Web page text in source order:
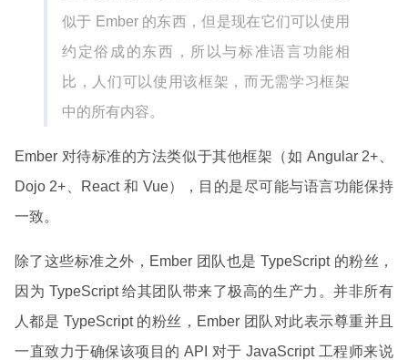
似于 Ember 的东西，但是现在它们可以使用
约定俗成的东西，所以与标准语言功能相
比，人们可以使用该框架，而无需学习框架
中的所有内容。
Ember 对待标准的方法类似于其他框架（如 Angular 2+、
Dojo 2+、React 和 Vue），目的是尽可能与语言功能保持
一致。
除了这些标准之外，Ember 团队也是 TypeScript 的粉丝，
因为 TypeScript 给其团队带来了极高的生产力。并非所有
人都是 TypeScript 的粉丝，Ember 团队对此表示尊重并且
一直致力于确保该项目的 API 对于 JavaScript 工程师来说